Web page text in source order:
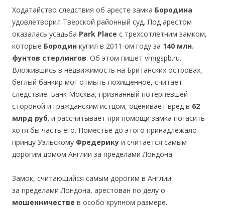
Ходатайство следствия об аресте замка Бородина
удовлетворил Тверской районный суд. Под арестом
оказалась усадьба Park Place с трехсотлетним замком,
которые Бородин купил в 2011-ом году за 140 млн.
фунтов стерлингов. Об этом пишет vmigspb.ru.
Вложившись в недвижимость на Британских островах,
беглый банкир мог отмыть похищенное, считает
следствие. Банк Москва, признанный потерпевшей
стороной и гражданским истцом, оценивает вред в 62
млрд руб. и рассчитывает при помощи замка погасить
хотя бы часть его. Поместье до этого принадлежало
принцу Уэльскому Фредерику и считается самым
дорогим домом Англии за пределами Лондона.
Замок, считающийся самым дорогим в Англии
за пределами Лондона, арестован по делу о
мошенничестве в особо крупном размере.